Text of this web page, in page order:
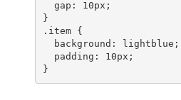
}
.item {
}